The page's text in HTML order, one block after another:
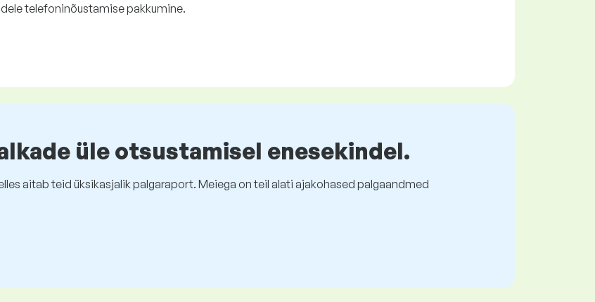
telefoninõustamise pakkumine.
üle otsustamisel enesekindel.
aitab teid üksikasjalik palgaraport. Meiega on teil alati ajakohased palgaandmed